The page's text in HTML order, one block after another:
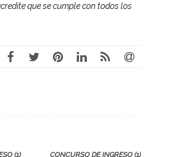
que se cumple con todos los
(1)
CONCURSO DE INGRESO (1)